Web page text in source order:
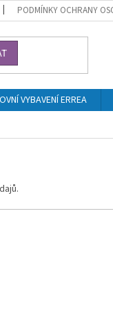
PODMÍNKY OCHRANY
VYBAVENÍ ERREA